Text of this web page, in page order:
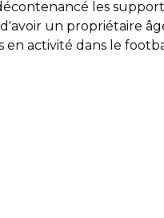
les
un propriétaire
activité dans le